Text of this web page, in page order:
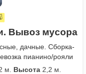
Вывоз мусора
дачные. Сборка-
пианино/рояли
м. Высота 2,2 м.